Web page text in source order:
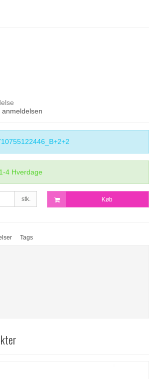
anmeldelsen
1-4 Hverdage
stk. Køb
Tags